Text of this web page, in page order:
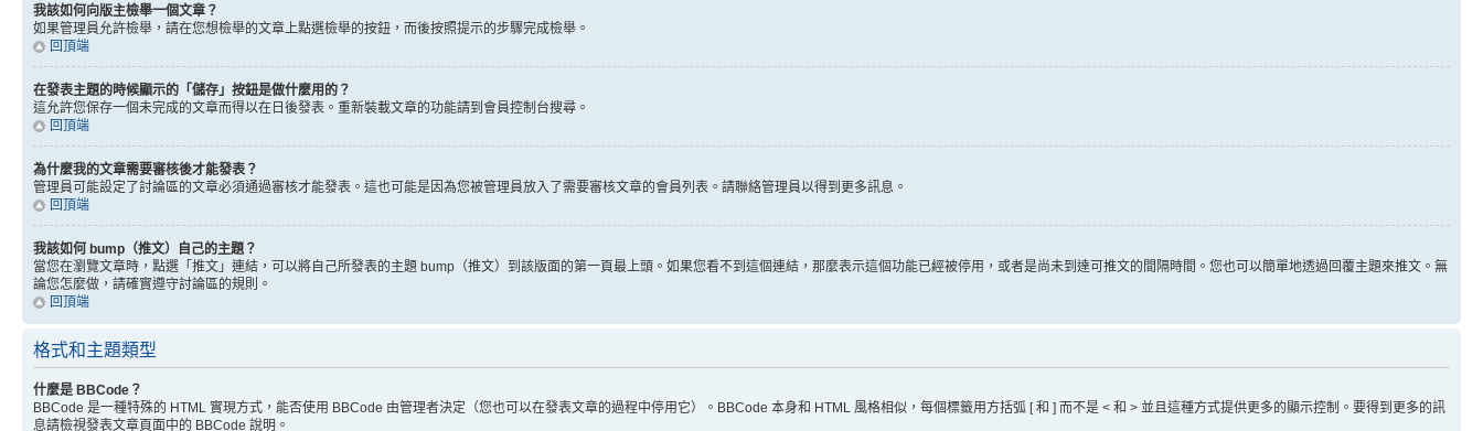
我該如何向版主檢舉一個文章？
如果管理員允許檢舉，請在您想檢舉的文章上點選檢舉的按鈕，而後按照提示的步驟完成檢舉。
回頂端
在發表主題的時候顯示的「儲存」按鈕是做什麼用的？
這允許您保存一個未完成的文章而得以在日後發表。重新裝載文章的功能請到會員控制台搜尋。
回頂端
為什麼我的文章需要審核後才能發表？
管理員可能設定了討論區的文章必須通過審核才能發表。這也可能是因為您被管理員放入了需要審核文章的會員列表。請聯絡管理員以得到更多訊息。
回頂端
我該如何 bump（推文）自己的主題？
當您在瀏覽文章時，點選「推文」連結，可以將自己所發表的主題 bump（推文）到該版面的第一頁最上頭。如果您看不到這個連結，那麼表示這個功能已經被停用，或者是尚未到達可推文的間隔時間。您也可以簡單地透過回覆主題來推文。無
論您怎麼做，請確實遵守討論區的規則。
回頂端
格式和主題類型
什麼是 BBCode？
BBCode 是一種特殊的 HTML 實現方式，能否使用 BBCode 由管理者決定（您也可以在發表文章的過程中停用它）。BBCode 本身和 HTML 風格相似，每個標籤用方括弧 [ 和 ] 而不是 < 和 > 並且這種方式提供更多的顯示控制。要得到更多的訊
息請檢視發表文章頁面中的 BBCode 說明。